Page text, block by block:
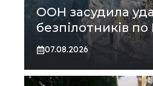
ООН засудила
безпілотників по
07.08.2026